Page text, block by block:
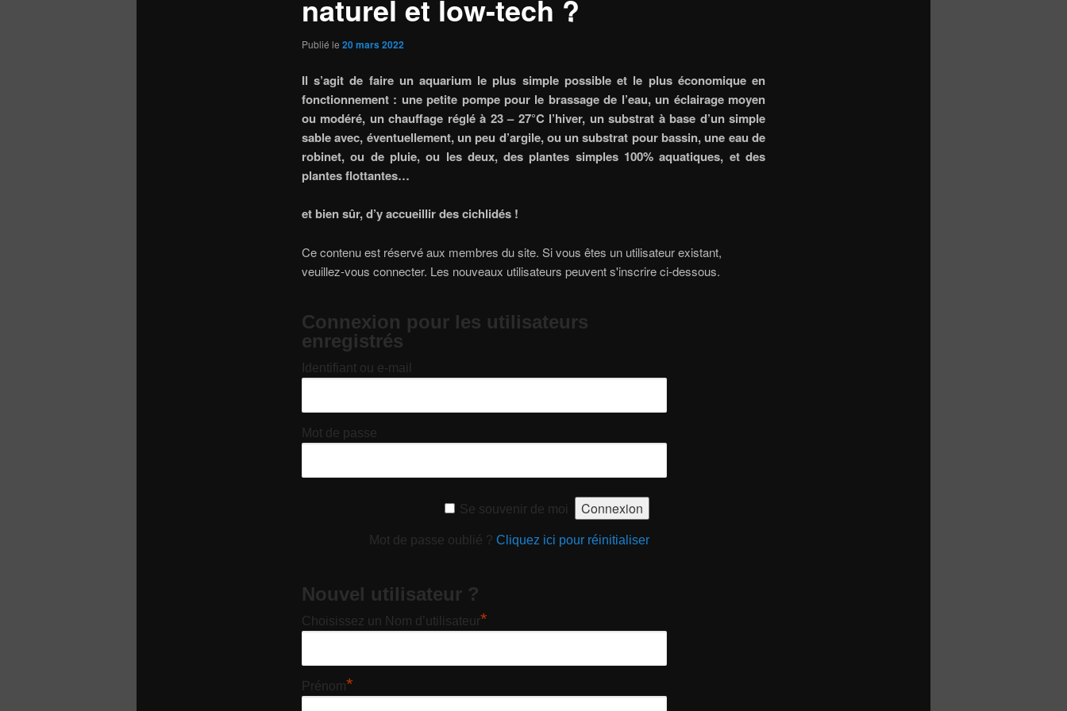
naturel et low-tech ?
Publié le 20 mars 2022
Il s’agit de faire un aquarium le plus simple possible et le plus économique en
fonctionnement : une petite pompe pour le brassage de l’eau, un éclairage moyen
ou modéré, un chauffage réglé à 23 – 27°C l’hiver, un substrat à base d’un simple
sable avec, éventuellement, un peu d’argile, ou un substrat pour bassin, une eau de
robinet, ou de pluie, ou les deux, des plantes simples 100% aquatiques, et des
plantes flottantes…
et bien sûr, d’y accueillir des cichlidés !
Ce contenu est réservé aux membres du site. Si vous êtes un utilisateur existant,
veuillez-vous connecter. Les nouveaux utilisateurs peuvent s'inscrire ci-dessous.
Connexion pour les utilisateurs
enregistrés
Identifiant ou e-mail
Mot de passe
Se souvenir de moi
Mot de passe oublié ?Cliquez ici pour réinitialiser
Nouvel utilisateur ?
Choisissez un Nom d’utilisateur*
Prénom*